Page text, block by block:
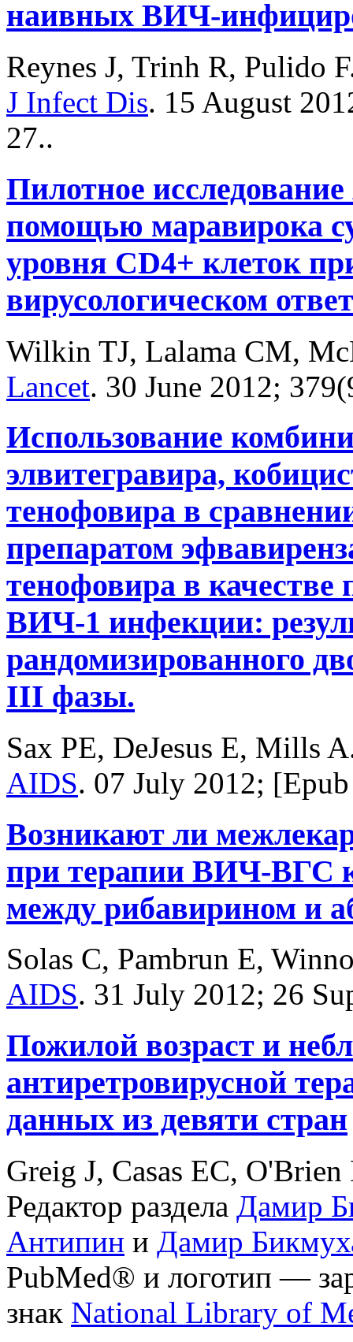
наивных ВИЧ-
Reynes J, Trinh R, Pulido
J Infect Dis. 15 August
27..
Пилотное
помощью маравирока
уровня CD4+ клеток
вирусологическом
Wilkin TJ, Lalama CM,
Lancet. 30 June 2012;
Использование
элвитегравира,
тенофовира в
препаратом
тенофовира в
ВИЧ-1 инфекции:
рандомизированного
III фазы.
Sax PE, DeJesus E, Mills
AIDS. 07 July 2012;
Возникают ли
при терапии ВИЧ-ВГС
между рибавирином и
Solas C, Pambrun E,
AIDS. 31 July 2012; 26
Пожилой возраст и
антиретровирусной
данных из девяти стран
Greig J, Casas EC,
Редактор раздела Дамир
Антипин и Дамир
PubMed® и логотип—
знак National Library of